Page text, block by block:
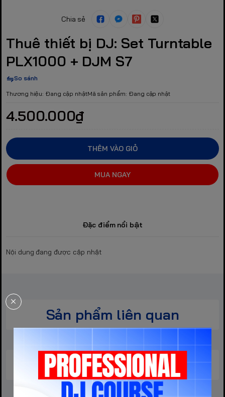
Chia sẻ
Thuê thiết bị DJ: Set Turntable
PLX1000 + DJM S7
So sánh
Thương hiệu: Đang cập nhậtMã sản phẩm: Đang cập nhật
4.500.000₫
THÊM VÀO GIỎ
MUA NGAY
Đặc điểm nổi bật
Nội dung đang được cập nhật
Sản phẩm liên quan
Sản phẩm cùng phân khúc